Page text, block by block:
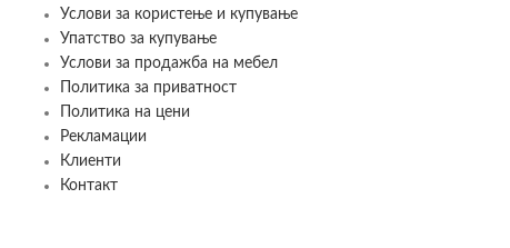
Услови за користење и купување
Упатство за купување
Услови за продажба на мебел
Политика за приватност
Политика на цени
Рекламации
Клиенти
Контакт